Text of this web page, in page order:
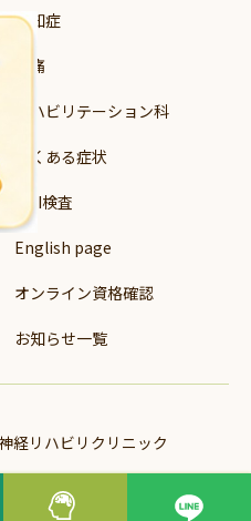
認知症
頭痛
リハビリテーション科
よくある症状
MRI検査
English page
オンライン資格確認
お知らせ一覧
経リハビリクリニック